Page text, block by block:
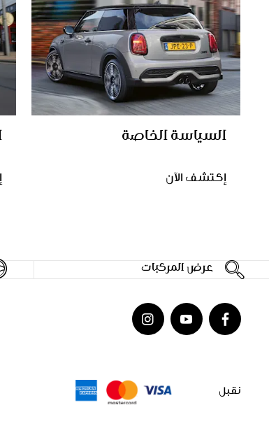
السياسة الخاصة
إكتشف الآن
عرض المركبات
نقبل